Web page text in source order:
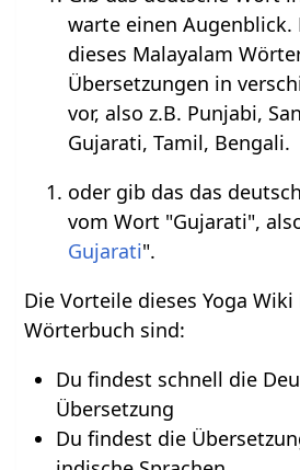
warte einen
dieses Malayalam
Übersetzungen in
vor, also z.B. Punjabi,
Gujarati, Tamil, Bengali.
oder gib das das
vom Wort "Gujarati",
Gujarati".
Die Vorteile dieses Yoga
Wörterbuch sind:
Du findest schnell die
Übersetzung
Du findest die